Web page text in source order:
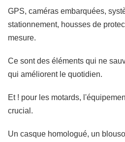
GPS, caméras embarquées,
stationnement, housses de
mesure.
Ce sont des éléments qui ne
qui améliorent le quotidien.
Et ! pour les motards,
crucial.
Un casque homologué, un